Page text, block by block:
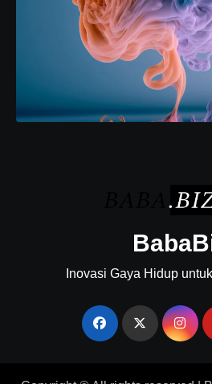
Inovasi Gaya Hidup